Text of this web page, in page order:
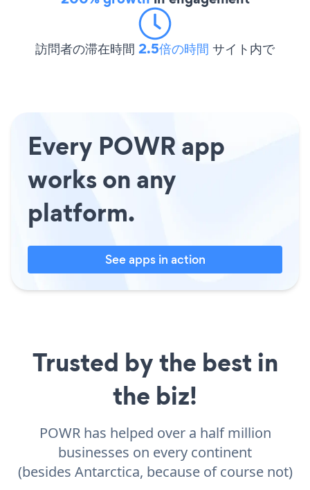
訪問者の滞在時間 2.5倍の時間 サイト内で
Every POWR app
works on any
platform.
See apps in action
Trusted by the best in
the biz!
POWR has helped over a half million
businesses on every continent
(besides Antarctica, because of course not)